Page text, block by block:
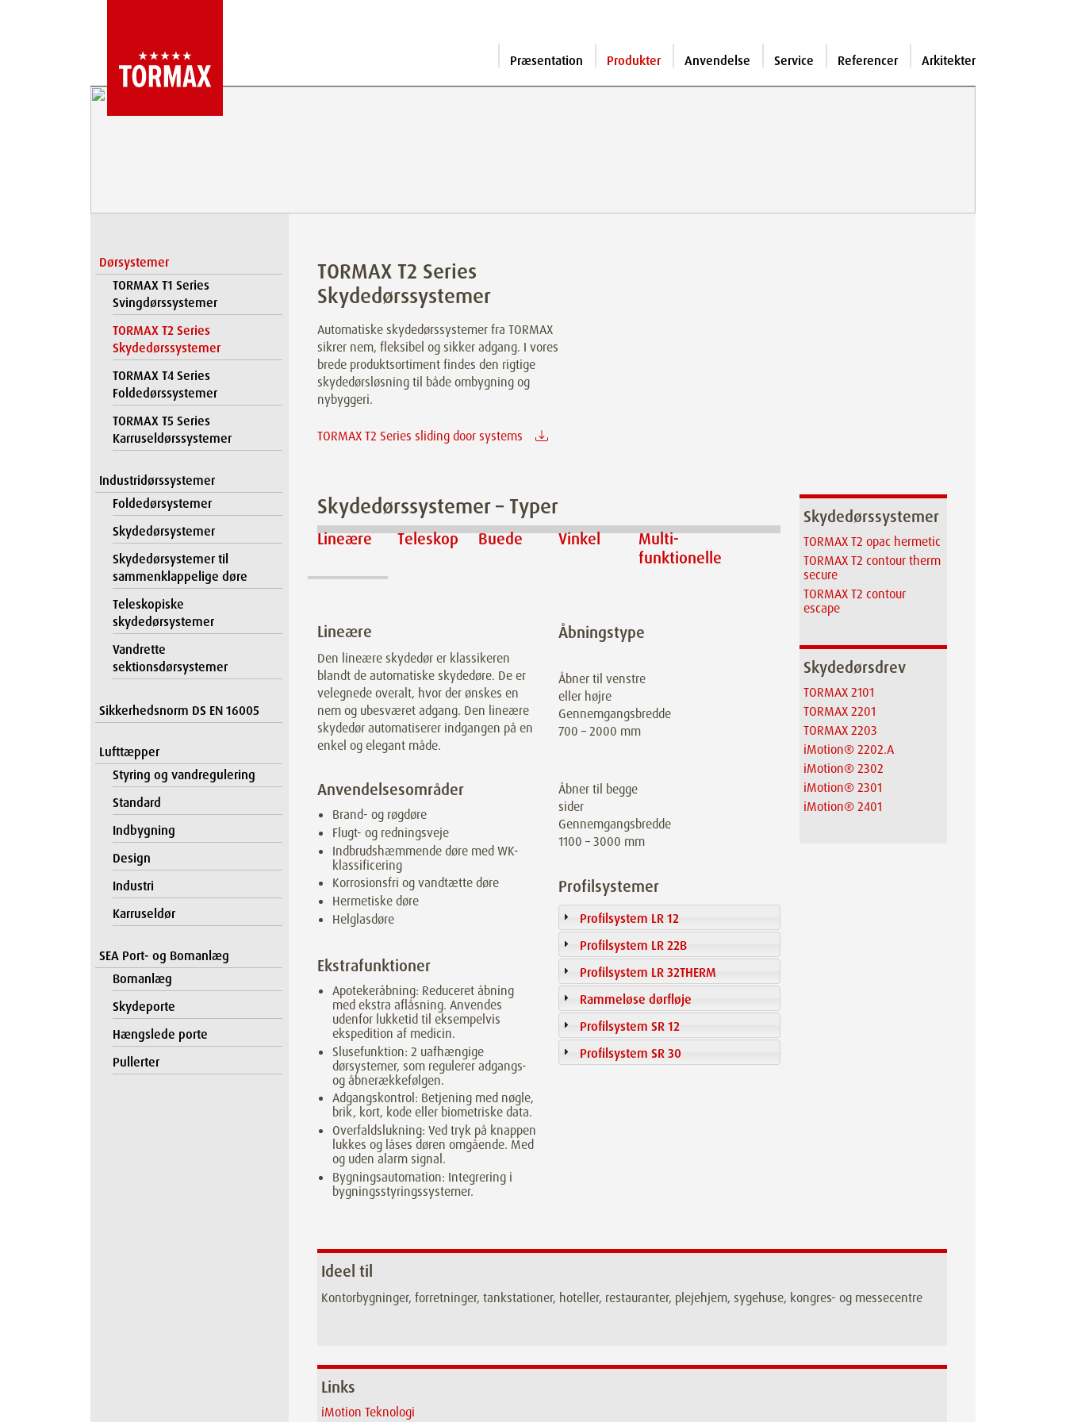
Præsentation Produkter Anvendelse Service Referencer Arkitekter
Dørsystemer
TORMAX T1 Series
Svingdørssystemer
TORMAX T2 Series
Skydedørssystemer
TORMAX T4 Series
Foldedørssystemer
TORMAX T5 Series
Karruseldørssystemer
Industridørssystemer
Foldedørsystemer
Skydedørsystemer
Skydedørsystemer til
sammenklappelige døre
Teleskopiske
skydedørsystemer
Vandrette
sektionsdørsystemer
Sikkerhedsnorm DS EN 16005
Lufttæpper
Styring og vandregulering
Standard
Indbygning
Design
Industri
Karruseldør
SEA Port- og Bomanlæg
Bomanlæg
Skydeporte
Hængslede porte
Pullerter
TORMAX T2 Series
Skydedørssystemer
Automatiske skydedørssystemer fra TORMAX
sikrer nem, fleksibel og sikker adgang. I vores
brede produktsortiment findes den rigtige
skydedørsløsning til både ombygning og
nybyggeri.
TORMAX T2 Series sliding door systems
Skydedørssystemer – Typer
Lineære Teleskop Buede Vinkel
Multi­
funktionelle
Lineære
Den lineære skydedør er klassikeren
blandt de automatiske skydedøre. De er
velegnede overalt, hvor der ønskes en
nem og ubesværet adgang. Den lineære
skydedør automatiserer indgangen på en
enkel og elegant måde.
Anvendelsesområder
Brand- og røgdøre
Flugt- og redningsveje
Indbrudshæmmende døre med WK-
klassificering
Korrosionsfri og vandtætte døre
Hermetiske døre
Helglasdøre
Ekstrafunktioner
Apotekeråbning: Reduceret åbning
med ekstra aflåsning. Anvendes
udenfor lukketid til eksempelvis
ekspedition af medicin.
Slusefunktion: 2 uafhængige
dørsystemer, som regulerer adgangs-
og åbnerækkefølgen.
Adgangskontrol: Betjening med nøgle,
brik, kort, kode eller biometriske data.
Overfaldslukning: Ved tryk på knappen
lukkes og låses døren omgående. Med
og uden alarm signal.
Bygningsautomation: Integrering i
bygningsstyringssystemer.
Åbningstype
Åbner til venstre
eller højre
Gennemgangsbredde
700 – 2000 mm
Åbner til begge
sider
Gennemgangsbredde
1100 – 3000 mm
Profilsystemer
Profilsystem LR 12
Profilsystem LR 22B
Profilsystem LR 32THERM
Rammeløse dørfløje
Profilsystem SR 12
Profilsystem SR 30
Skydedørssystemer
TORMAX T2 opac hermetic
TORMAX T2 contour therm
secure
TORMAX T2 contour
escape
Skydedørsdrev
TORMAX 2101
TORMAX 2201
TORMAX 2203
iMotion® 2202.A
iMotion® 2302
iMotion® 2301
iMotion® 2401
Ideel til
Kontorbygninger, forretninger, tankstationer, hoteller, restauranter, plejehjem, sygehuse, kongres- og messecentre
Links
iMotion Teknologi